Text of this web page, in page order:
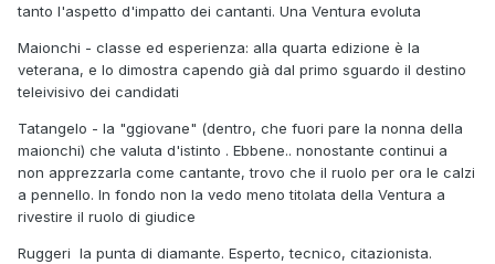
tanto l'aspetto d'impatto dei cantanti. Una Ventura evoluta
Maionchi - classe ed esperienza: alla quarta edizione è la
veterana, e lo dimostra capendo già dal primo sguardo il destino
teleivisivo dei candidati
Tatangelo - la "ggiovane" (dentro, che fuori pare la nonna della
maionchi) che valuta d'istinto . Ebbene.. nonostante continui a
non apprezzarla come cantante, trovo che il ruolo per ora le calzi
a pennello. In fondo non la vedo meno titolata della Ventura a
rivestire il ruolo di giudice
Ruggeri la punta di diamante. Esperto, tecnico, citazionista.